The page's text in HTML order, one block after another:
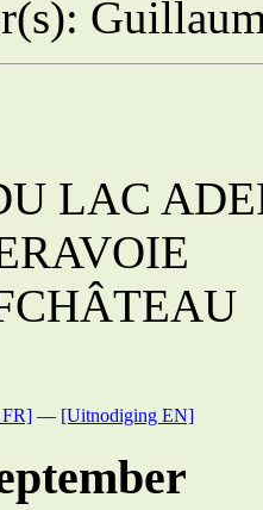
LAC
— [Uitnodiging EN]